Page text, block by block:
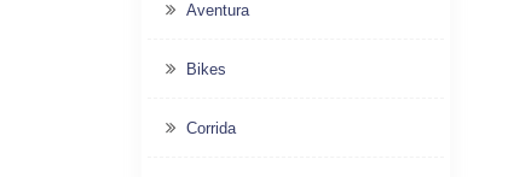
Aventura
Bikes
Corrida